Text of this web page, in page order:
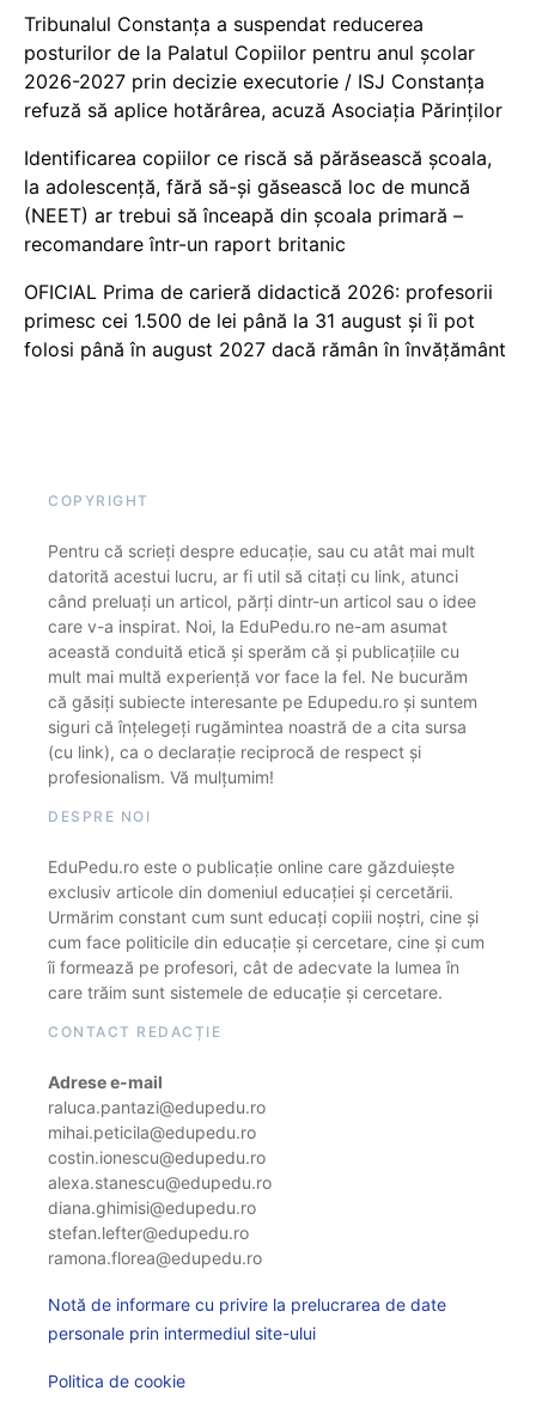
Tribunalul Constanța a suspendat reducerea
posturilor de la Palatul Copiilor pentru anul școlar
2026-2027 prin decizie executorie / ISJ Constanța
refuză să aplice hotărârea, acuză Asociația Părinților
Identificarea copiilor ce riscă să părăsească școala,
la adolescență, fără să-și găsească loc de muncă
(NEET) ar trebui să înceapă din școala primară –
recomandare într-un raport britanic
OFICIAL Prima de carieră didactică 2026: profesorii
primesc cei 1.500 de lei până la 31 august și îi pot
folosi până în august 2027 dacă rămân în învățământ
COPYRIGHT
Pentru că scrieți despre educație, sau cu atât mai mult
datorită acestui lucru, ar fi util să citați cu link, atunci
când preluați un articol, părți dintr-un articol sau o idee
care v-a inspirat. Noi, la EduPedu.ro ne-am asumat
această conduită etică și sperăm că și publicațiile cu
mult mai multă experiență vor face la fel. Ne bucurăm
că găsiți subiecte interesante pe Edupedu.ro și suntem
siguri că înțelegeți rugămintea noastră de a cita sursa
(cu link), ca o declarație reciprocă de respect și
profesionalism. Vă mulțumim!
DESPRE NOI
EduPedu.ro este o publicație online care găzduiește
exclusiv articole din domeniul educației și cercetării.
Urmărim constant cum sunt educați copiii noștri, cine și
cum face politicile din educație și cercetare, cine și cum
îi formează pe profesori, cât de adecvate la lumea în
care trăim sunt sistemele de educație și cercetare.
CONTACT REDACȚIE
Adrese e-mail
raluca.pantazi@edupedu.ro
mihai.peticila@edupedu.ro
costin.ionescu@edupedu.ro
alexa.stanescu@edupedu.ro
diana.ghimisi@edupedu.ro
stefan.lefter@edupedu.ro
ramona.florea@edupedu.ro
Notă de informare cu privire la prelucrarea de date
personale prin intermediul site-ului
Politica de cookie